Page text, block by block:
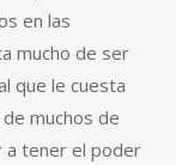
en las
mucho de ser
que le cuesta
muchos de
a tener el poder